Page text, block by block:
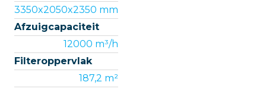
3350x2050x2350 mm
Afzuigcapaciteit
12000 m³/h
Filteroppervlak
187,2 m²